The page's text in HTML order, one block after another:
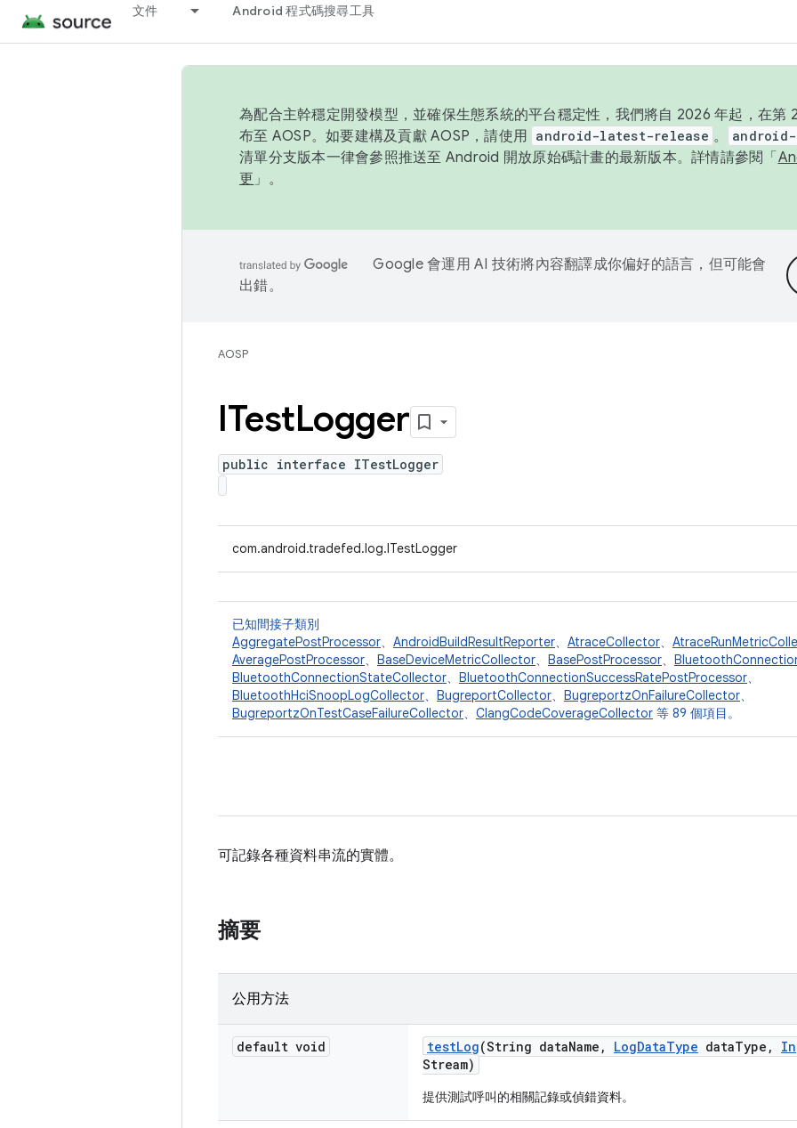
文件 Android 程式碼搜尋工具
為配合主幹穩定開發模型，並確保生態系統的平台穩定性，我們將自 2026 年起，在第
布至 AOSP。如要建構及貢獻 AOSP，請使用 android-latest-release 。
清單分支版本一律會參照推送至 Android 開放原始碼計畫的最新版本。詳情請參閱「
更 」。
Google 會運用 AI 技術將內容翻譯成你偏好的語言，但可能會
出錯。
AOSP
ITestLogger
public interface ITestLogger
com.android.tradefed.log.ITestLogger
已知間接子類別
AggregatePostProcessor、 AndroidBuildResultReporter、 AtraceCollector、
AveragePostProcessor、 BaseDeviceMetricCollector、 BasePostProcessor、
BluetoothConnectionStateCollector、 BluetoothConnectionSuccessRatePostProcessor、
BluetoothHciSnoopLogCollector、 BugreportCollector、 BugreportzOnFailureCollector、
BugreportzOnTestCaseFailureCollector、 ClangCodeCoverageCollector 等 89 個項目。
可記錄各種資料串流的實體。
摘要
公用方法
default void testLog(String dataName , LogDataType dataType ,
Stream)
提供測試呼叫的相關記錄或偵錯資料。